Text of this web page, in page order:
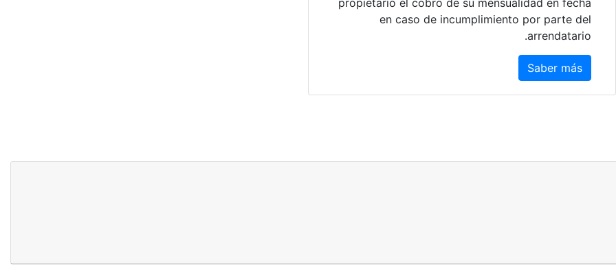
propietario el cobro de su mensualidad en fecha
en caso de incumplimiento por parte del
arrendatario.
Saber más